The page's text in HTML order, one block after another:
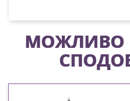
МОЖЛИВО